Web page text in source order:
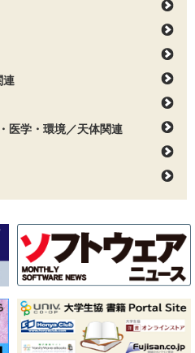
連
医学・環境／天体関連